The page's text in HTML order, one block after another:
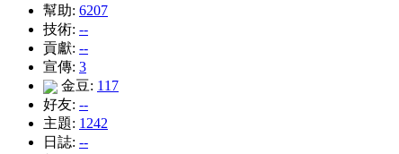
幫助: 6207
技術: --
貢獻: --
宣傳: 3
金豆: 117
好友: --
主題: 1242
日誌: --